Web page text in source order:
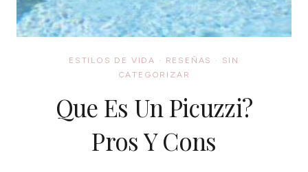
ESTILOS DE VIDA · RESEÑAS ·
SIN
CATEGORIZAR
Que Es Un Picuzzi?
Pros Y Cons